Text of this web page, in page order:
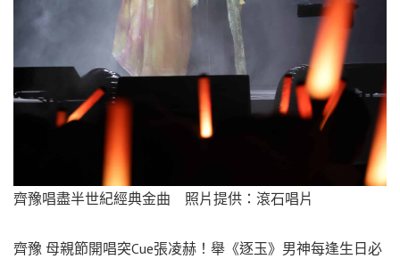
齊豫唱盡半世紀經典金曲 照片提供：滾石唱片
齊豫 母親節開唱突Cue張凌赫！舉《逐玉》男神每逢生日必